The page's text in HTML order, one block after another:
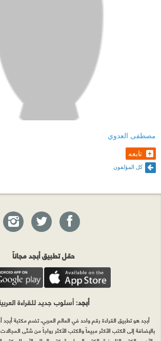
مصطفى العدوي
تابعه
كل المؤلفون
حمّل تطبيق أبجد مجاناً
أبجد: أسلوب جديد للقراءة
أبجد هو تطبيق القراءة رقم واحد في العالم العربي. تضم مكتبة
بالإضافة إلى الكتب الأكثر مبيعاً والكتب الأكثر رواجاً من شتّى